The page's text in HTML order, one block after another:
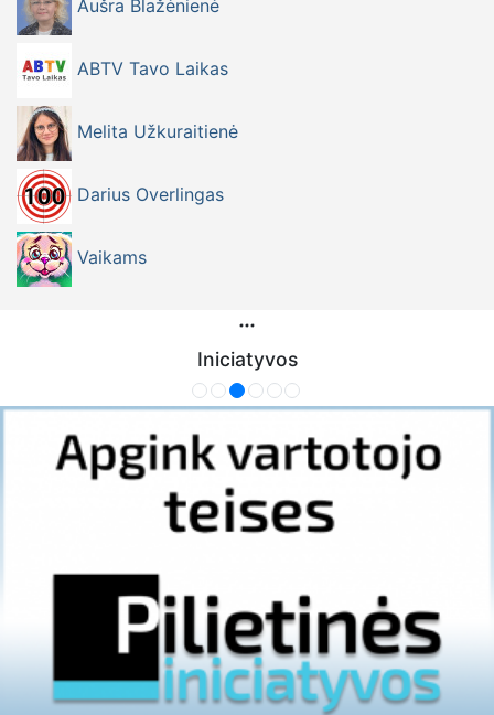
Aušra Blažėnienė
ABTV Tavo Laikas
Melita Užkuraitienė
Darius Overlingas
Vaikams
Iniciatyvos